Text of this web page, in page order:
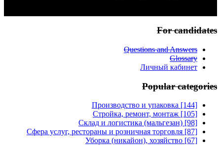
For candidates
Questions and Answers
Glossary
Личный кабинет
Popular categories
Производство и упаковка [144]
Стройка, ремонт, монтаж [105]
Склад и логистика (мальгезан) [98]
Сфера услуг, рестораны и розничная торговля [87]
Уборка (никайон), хозяйство [67]